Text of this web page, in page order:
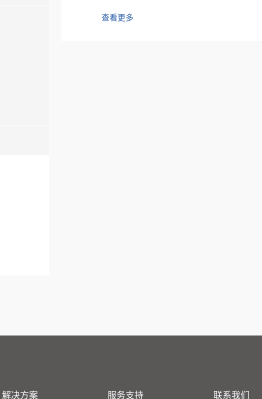
查看更多
解决方案 服务支持 联系我们